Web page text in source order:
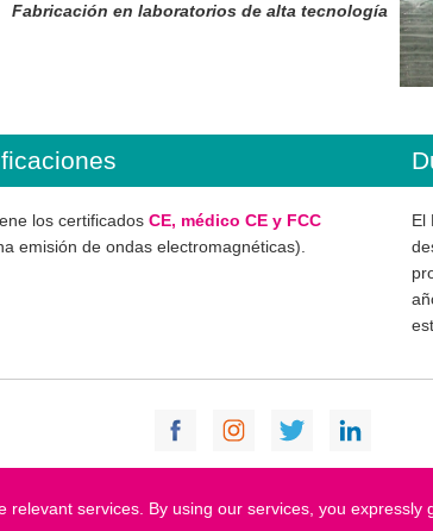
Fabricación en laboratorios de alta tecnología
los certificados CE, médico CE y FCC
emisión de ondas electromagnéticas).
El
relevant services. By using our services, you expressly